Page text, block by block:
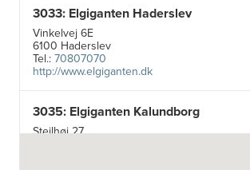
3033: Elgiganten Haderslev
Vinkelvej 6E
6100 Haderslev
Tel.: 70807070
http://www.elgiganten.dk
3035: Elgiganten Kalundborg
Stejlhøj 27